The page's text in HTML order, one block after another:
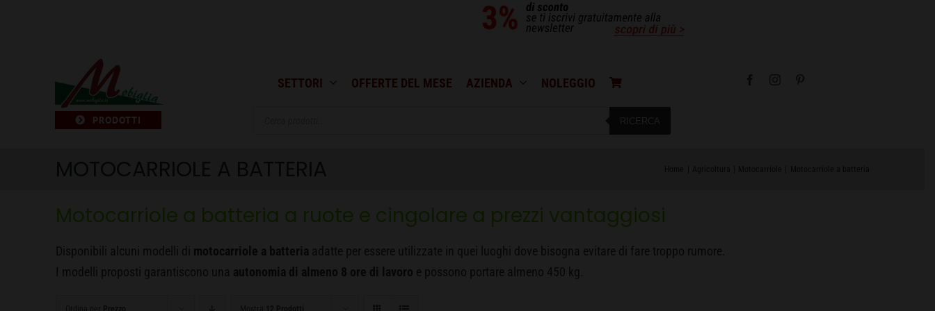
PRODOTTI
SETTORI OFFERTE DEL MESE AZIENDA NOLEGGIO
RICERCA
Motocarriole a batteria a ruote e cingolare a prezzi vantaggiosi
Disponibili alcuni modelli di motocarriole a batteria adatte per essere utilizzate in quei luoghi dove bisogna evitare di fare troppo rumore.
I modelli proposti garantiscono una autonomia di almeno 8 ore di lavoro e possono portare almeno 450 kg.